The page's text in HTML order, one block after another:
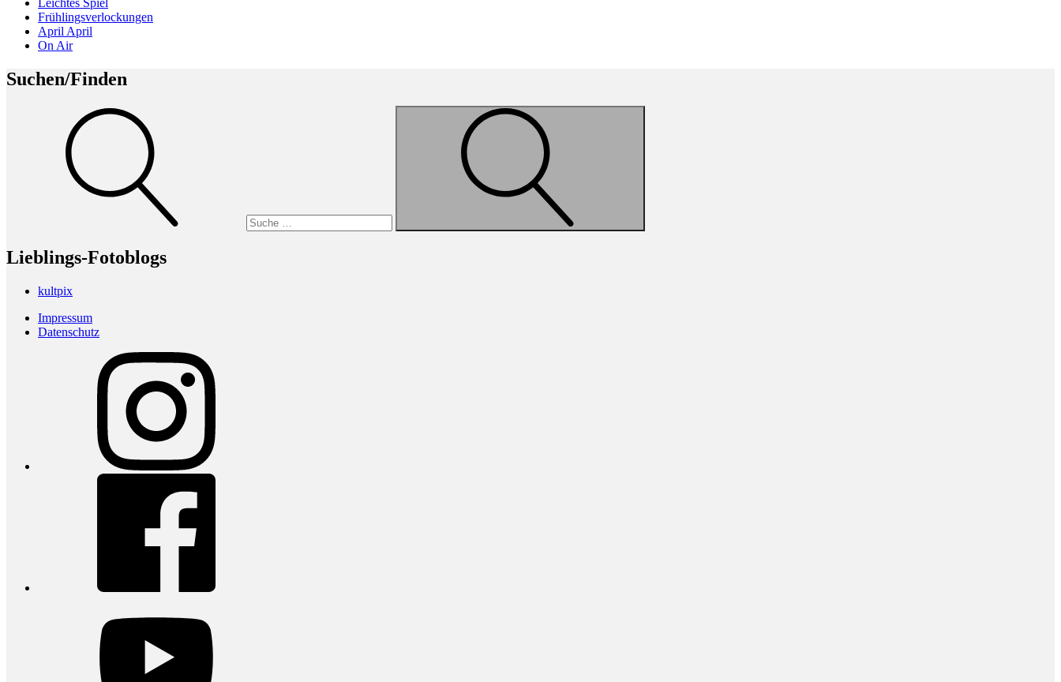
Leichtes Spiel
Frühlingsverlockungen
April April
On Air
Suchen/Finden
Lieblings-Fotoblogs
kultpix
Impressum
Datenschutz